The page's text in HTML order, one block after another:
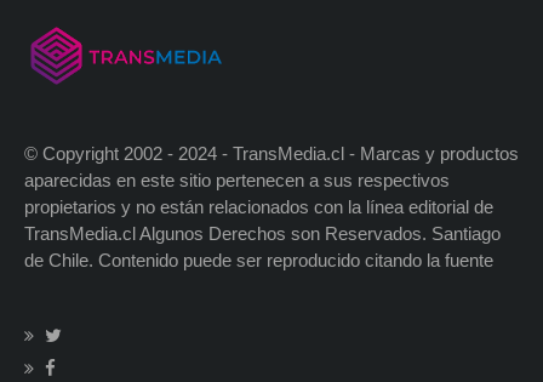
© Copyright 2002 - 2024 - TransMedia.cl - Marcas y productos
aparecidas en este sitio pertenecen a sus respectivos
propietarios y no están relacionados con la línea editorial de
TransMedia.cl Algunos Derechos son Reservados. Santiago
de Chile. Contenido puede ser reproducido citando la fuente